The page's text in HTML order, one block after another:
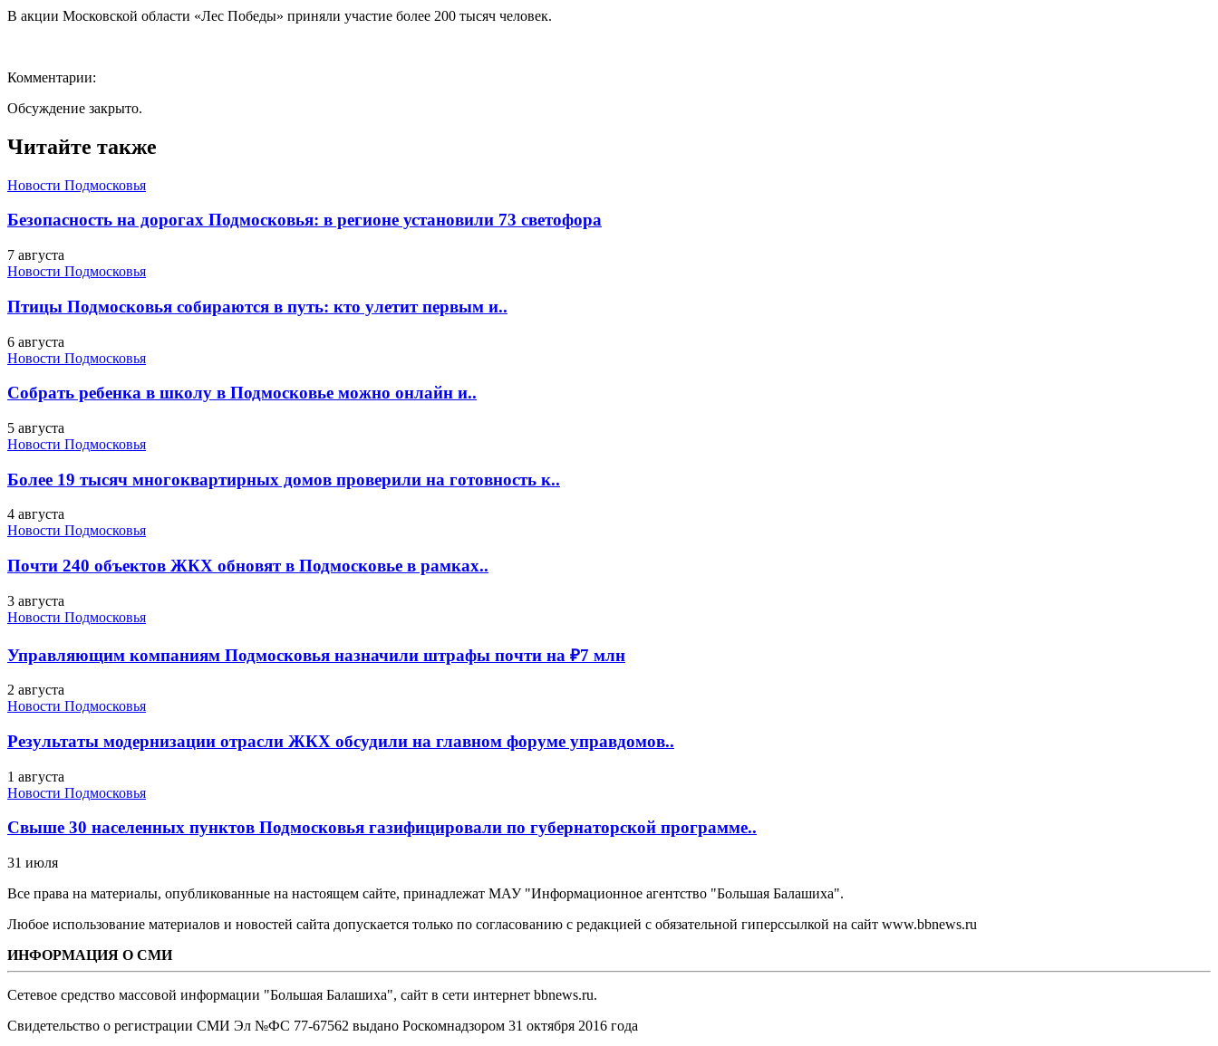
В акции Московской области «Лес Победы» приняли участие более 200 тысяч человек.
Комментарии:
Обсуждение закрыто.
Читайте также
Новости Подмосковья
Безопасность на дорогах Подмосковья: в регионе установили 73 светофора
7 августа
Новости Подмосковья
Птицы Подмосковья собираются в путь: кто улетит первым и..
6 августа
Новости Подмосковья
Собрать ребенка в школу в Подмосковье можно онлайн и..
5 августа
Новости Подмосковья
Более 19 тысяч многоквартирных домов проверили на готовность к..
4 августа
Новости Подмосковья
Почти 240 объектов ЖКХ обновят в Подмосковье в рамках..
3 августа
Новости Подмосковья
Управляющим компаниям Подмосковья назначили штрафы почти на ₽7 млн
2 августа
Новости Подмосковья
Результаты модернизации отрасли ЖКХ обсудили на главном форуме управдомов..
1 августа
Новости Подмосковья
Свыше 30 населенных пунктов Подмосковья газифицировали по губернаторской программе..
31 июля
Все права на материалы, опубликованные на настоящем сайте, принадлежат МАУ "Информационное агентство "Большая Балашиха".
Любое использование материалов и новостей сайта допускается только по согласованию с редакцией с обязательной гиперссылкой на сайт www.bbnews.ru
ИНФОРМАЦИЯ О СМИ
Сетевое средство массовой информации "Большая Балашиха", сайт в сети интернет bbnews.ru.
Свидетельство о регистрации СМИ Эл №ФС ‎77-67562 выдано Роскомнадзором 31 октября 2016 года